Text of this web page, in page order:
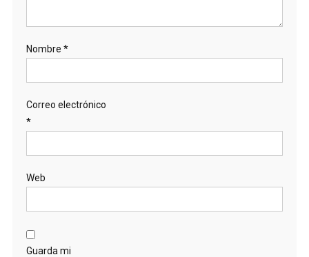
Nombre *
Correo electrónico
*
Web
Guarda mi